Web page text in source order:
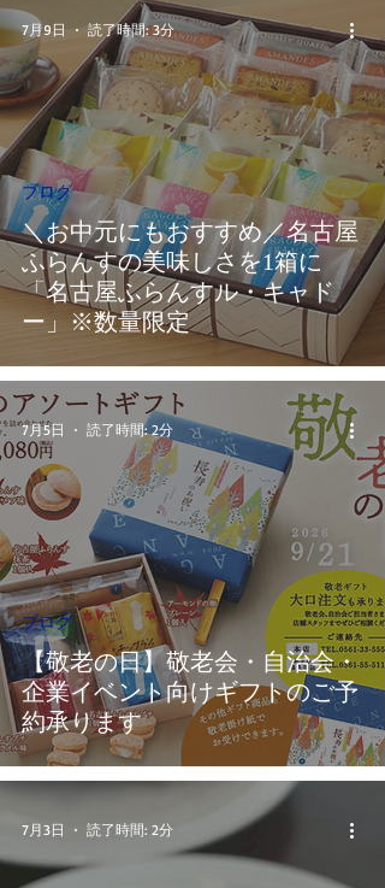
＼お中元にもおすすめ／名古屋
ふらんすの美味しさを1箱に
「名古屋ふらんすル・キャド
ー」※数量限定
ブログ
7月9日 読了時間: 3分
【敬老の日】敬老会・自治会・
企業イベント向けギフトのご予
約承ります
ブログ
7月5日 読了時間: 2分
7月3日 読了時間: 2分